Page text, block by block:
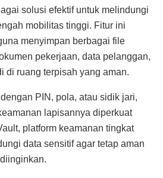
solusi efektif untuk melindungi
mobilitas tinggi. Fitur ini
menyimpan berbagai file
pekerjaan, data pelanggan,
di ruang terpisah yang aman.
PIN, pola, atau sidik jari,
lapisannya diperkuat
platform keamanan tingkat
data sensitif agar tetap aman